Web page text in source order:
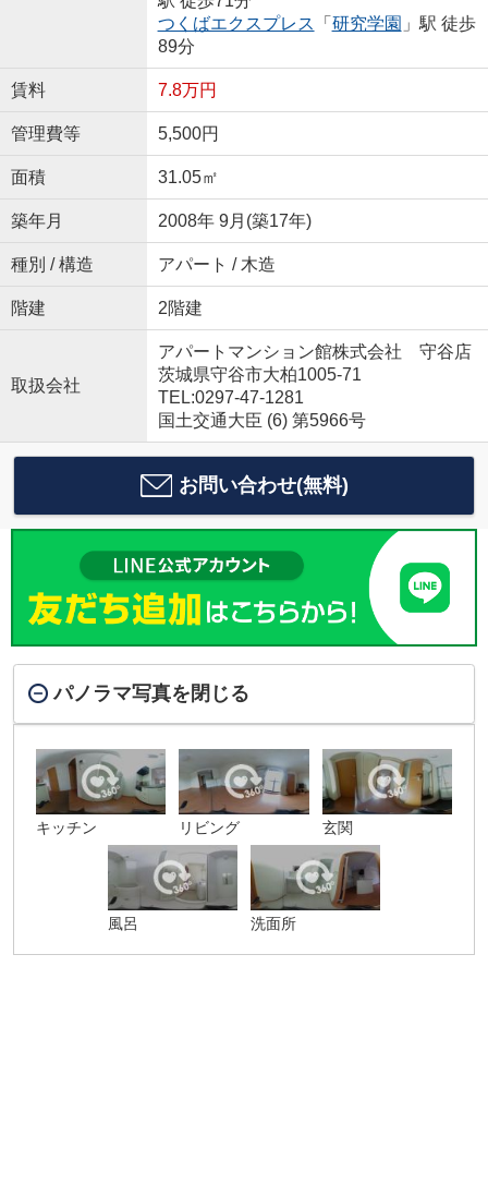
つくばエクスプレス 「 研究学園 」駅 徒歩
89分
賃料 7.8万円
管理費等 5,500円
面積 31.05㎡
築年月 2008年 9月(築17年)
種別 / 構造 アパート / 木造
階建 2階建
取扱会社
アパートマンション館株式会社 守谷店
茨城県守谷市大柏1005-71
TEL:0297-47-1281
国土交通大臣 (6) 第5966号
お問い合わせ(無料)
パノラマ写真を閉じる
キッチン リビング 玄関
風呂 洗面所